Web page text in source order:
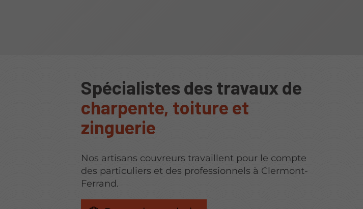
Spécialistes des travaux de
charpente, toiture et
zinguerie
Nos artisans couvreurs travaillent pour le compte
des particuliers et des professionnels à Clermont-
Ferrand.